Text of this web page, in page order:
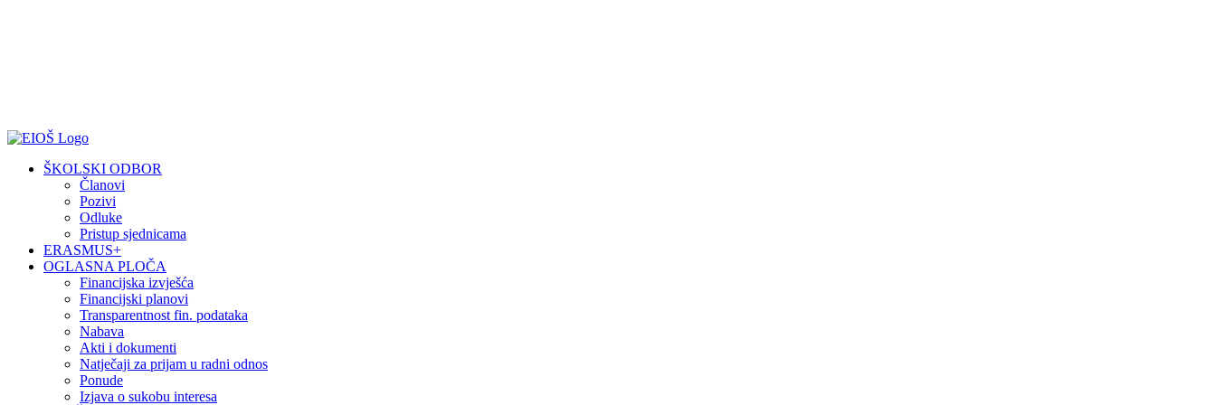
ŠKOLSKI ODBOR
Članovi
Pozivi
Odluke
Pristup sjednicama
ERASMUS+
OGLASNA PLOČA
Financijska izvješća
Financijski planovi
Transparentnost fin. podataka
Nabava
Akti i dokumenti
Natječaji za prijam u radni odnos
Ponude
Izjava o sukobu interesa